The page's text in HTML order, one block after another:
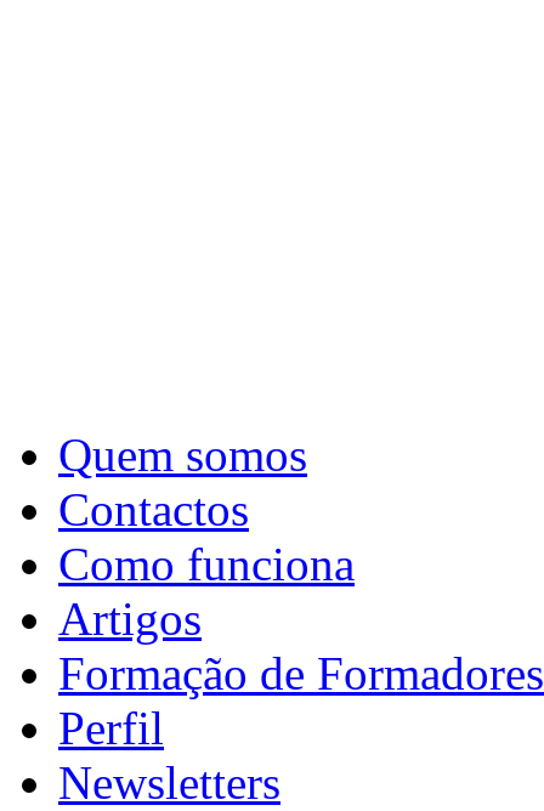
Quem somos
Contactos
Como funciona
Artigos
Formação de Formadores
Perfil
Newsletters